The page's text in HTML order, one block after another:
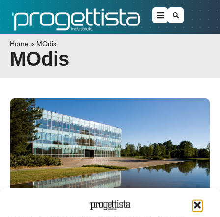
Home » MOdis
MOdis
MTA e Modis per i corsi di